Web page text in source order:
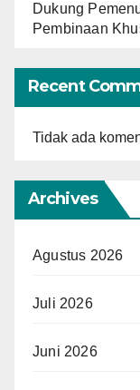
Dukung
Pembinaan
Recent
Tidak ada
Archives
Agustus 2026
Juli 2026
Juni 2026